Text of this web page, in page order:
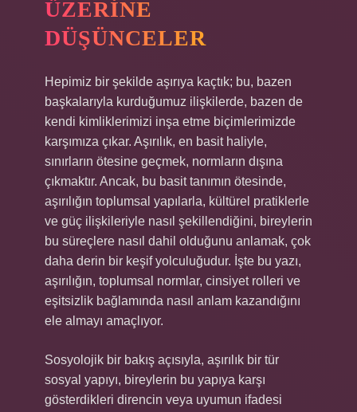
ÜZERINE
DÜŞÜNCELER
Hepimiz bir şekilde aşırıya kaçtık; bu, bazen
başkalarıyla kurduğumuz ilişkilerde, bazen de
kendi kimliklerimizi inşa etme biçimlerimizde
karşımıza çıkar. Aşırılık, en basit haliyle,
sınırların ötesine geçmek, normların dışına
çıkmaktır. Ancak, bu basit tanımın ötesinde,
aşırılığın toplumsal yapılarla, kültürel pratiklerle
ve güç ilişkileriyle nasıl şekillendiğini, bireylerin
bu süreçlere nasıl dahil olduğunu anlamak, çok
daha derin bir keşif yolculuğudur. İşte bu yazı,
aşırılığın, toplumsal normlar, cinsiyet rolleri ve
eşitsizlik bağlamında nasıl anlam kazandığını
ele almayı amaçlıyor.
Sosyolojik bir bakış açısıyla, aşırılık bir tür
sosyal yapıyı, bireylerin bu yapıya karşı
gösterdikleri direncin veya uyumun ifadesi